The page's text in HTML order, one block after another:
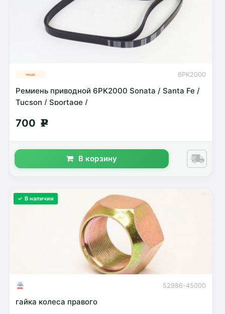
6PK2000
Ремиень приводной 6PK2000 Sonata / Santa Fe /
Tucson / Sportage /
700 g
В корзину
✓ В наличии
52986-45000
гайка колеса правого